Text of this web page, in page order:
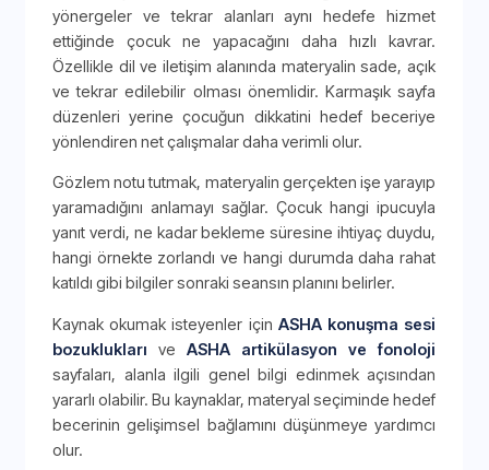
yönergeler ve tekrar alanları aynı hedefe hizmet
ettiğinde çocuk ne yapacağını daha hızlı kavrar.
Özellikle dil ve iletişim alanında materyalin sade, açık
ve tekrar edilebilir olması önemlidir. Karmaşık sayfa
düzenleri yerine çocuğun dikkatini hedef beceriye
yönlendiren net çalışmalar daha verimli olur.
Gözlem notu tutmak, materyalin gerçekten işe yarayıp
yaramadığını anlamayı sağlar. Çocuk hangi ipucuyla
yanıt verdi, ne kadar bekleme süresine ihtiyaç duydu,
hangi örnekte zorlandı ve hangi durumda daha rahat
katıldı gibi bilgiler sonraki seansın planını belirler.
Kaynak okumak isteyenler için ASHA konuşma sesi
bozuklukları ve ASHA artikülasyon ve fonoloji
sayfaları, alanla ilgili genel bilgi edinmek açısından
yararlı olabilir. Bu kaynaklar, materyal seçiminde hedef
becerinin gelişimsel bağlamını düşünmeye yardımcı
olur.